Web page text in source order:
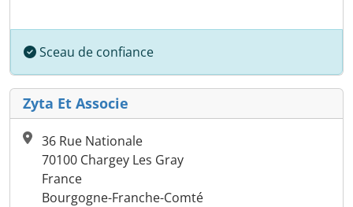
Sceau de confiance
Zyta Et Associe
36 Rue Nationale
70100 Chargey Les Gray
France
Bourgogne-Franche-Comté